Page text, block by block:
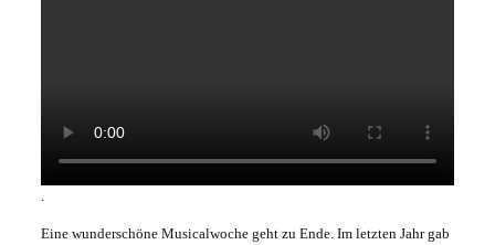
.
Eine wunderschöne Musicalwoche geht zu Ende. Im letzten Jahr gab